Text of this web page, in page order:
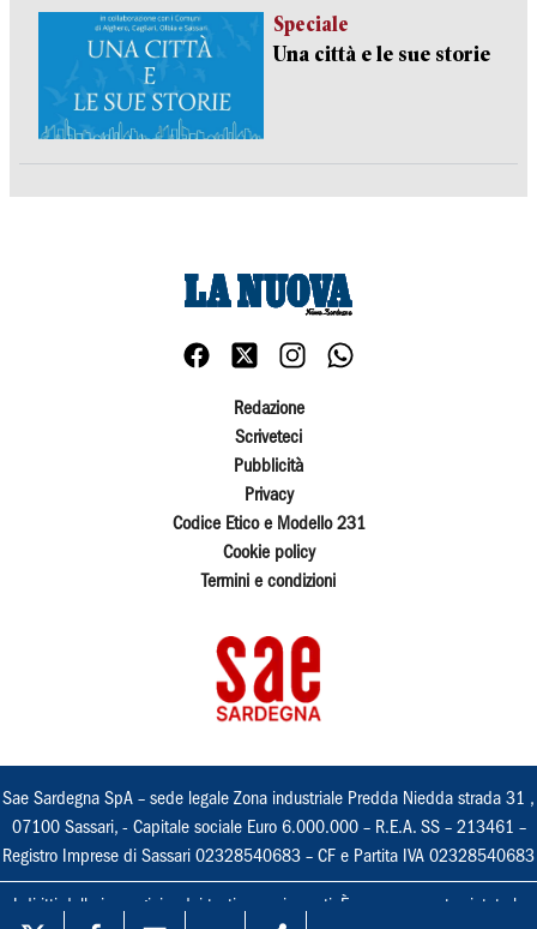
Speciale
Una città e le sue storie
Redazione
Scriveteci
Pubblicità
Privacy
Codice Etico e Modello 231
Cookie policy
Termini e condizioni
Sae Sardegna SpA – sede legale Zona industriale Predda Niedda strada 31 ,
07100 Sassari, - Capitale sociale Euro 6.000.000 – R.E.A. SS – 213461 –
Registro Imprese di Sassari 02328540683 – CF e Partita IVA 02328540683
I diritti delle immagini e dei testi sono riservati. È espressamente vietata la